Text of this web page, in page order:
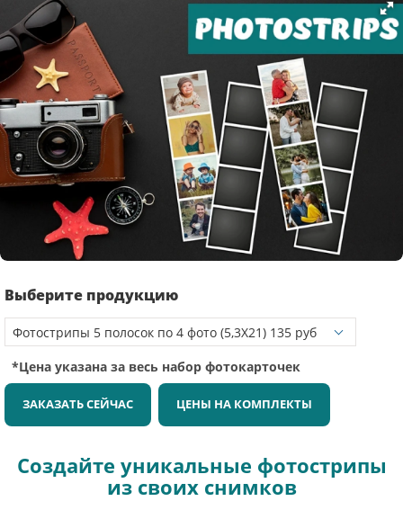
Выберите продукцию
*Цена указана за весь набор фотокарточек
ЗАКАЗАТЬ СЕЙЧАС ЦЕНЫ НА КОМПЛЕКТЫ
Создайте уникальные фотострипы
из своих снимков